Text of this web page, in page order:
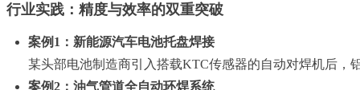
行业实践：精度与效率的双重突破
案例1：新能源汽车电池托盘焊接
某头部电池制造商引入搭载KTC传感器的自动对焊机后，
案例2：油气管道全自动环焊系统